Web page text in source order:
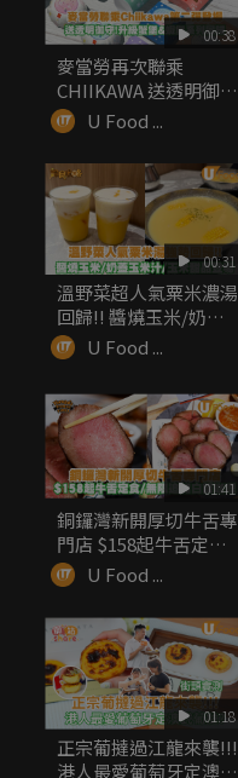
00:38
麥當勞再次聯乘
CHIIKAWA 送透明御
守！升級... U Food ...
00:31
溫野菜超人氣粟米濃湯
回歸!! 醬燒玉米/奶蓋
玉米...
U Food ...
01:41
銅鑼灣新開厚切牛舌專
門店 $158起牛舌定食/
無...
U Food ...
01:18
正宗葡撻過江龍來襲!!!
港人最愛葡萄牙定澳式